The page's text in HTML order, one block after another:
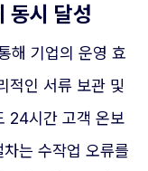
동시 달성
해 기업의 운영 효
적인 서류 보관 및
24시간 고객 온보
는 수작업 오류를